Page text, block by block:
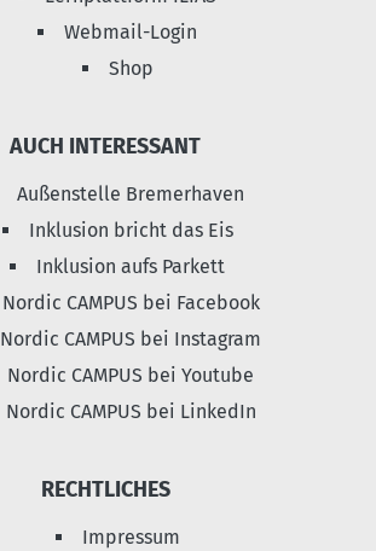
Webmail-Login
Shop
AUCH INTERESSANT
Außenstelle Bremerhaven
Inklusion bricht das Eis
Inklusion aufs Parkett
Nordic CAMPUS bei Facebook
Nordic CAMPUS bei Instagram
Nordic CAMPUS bei Youtube
Nordic CAMPUS bei LinkedIn
RECHTLICHES
Impressum